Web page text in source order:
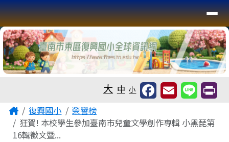
跳至主內容區
臺南市復興國小全球資訊網
導覽列
大 中 小
主內容區域
Home復興國小
榮譽榜
狂賀! 本校學生參加臺南市兒童文學創作專輯 小黑琵第
16輯徵文暨...
頁尾區域